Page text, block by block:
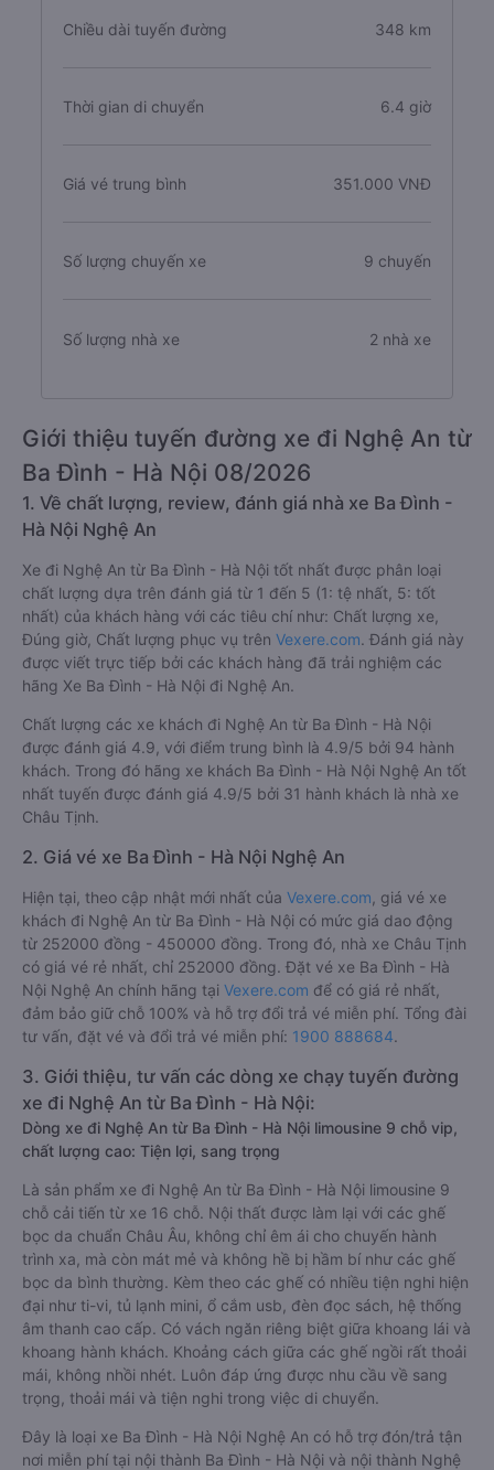
Chiều dài tuyến đường 348 km
Thời gian di chuyển 6.4 giờ
Giá vé trung bình 351.000 VNĐ
Số lượng chuyến xe 9 chuyến
Số lượng nhà xe 2 nhà xe
Giới thiệu tuyến đường xe đi Nghệ An từ
Ba Đình - Hà Nội 08/2026
1. Về chất lượng, review, đánh giá nhà xe Ba Đình -
Hà Nội Nghệ An
Xe đi Nghệ An từ Ba Đình - Hà Nội tốt nhất được phân loại
chất lượng dựa trên đánh giá từ 1 đến 5 (1: tệ nhất, 5: tốt
nhất) của khách hàng với các tiêu chí như: Chất lượng xe,
Đúng giờ, Chất lượng phục vụ trên Vexere.com. Đánh giá này
được viết trực tiếp bởi các khách hàng đã trải nghiệm các
hãng Xe Ba Đình - Hà Nội đi Nghệ An.
Chất lượng các xe khách đi Nghệ An từ Ba Đình - Hà Nội
được đánh giá 4.9, với điểm trung bình là 4.9/5 bởi 94 hành
khách. Trong đó hãng xe khách Ba Đình - Hà Nội Nghệ An tốt
nhất tuyến được đánh giá 4.9/5 bởi 31 hành khách là nhà xe
Châu Tịnh.
2. Giá vé xe Ba Đình - Hà Nội Nghệ An
Hiện tại, theo cập nhật mới nhất của Vexere.com , giá vé xe
khách đi Nghệ An từ Ba Đình - Hà Nội có mức giá dao động
từ 252000 đồng - 450000 đồng. Trong đó, nhà xe Châu Tịnh
có giá vé rẻ nhất, chỉ 252000 đồng. Đặt vé xe Ba Đình - Hà
Nội Nghệ An chính hãng tại Vexere.com để có giá rẻ nhất,
đảm bảo giữ chỗ 100% và hỗ trợ đổi trả vé miễn phí. Tổng đài
tư vấn, đặt vé và đổi trả vé miễn phí: 1900 888684.
3. Giới thiệu, tư vấn các dòng xe chạy tuyến đường
xe đi Nghệ An từ Ba Đình - Hà Nội:
Dòng xe đi Nghệ An từ Ba Đình - Hà Nội limousine 9 chỗ vip,
chất lượng cao: Tiện lợi, sang trọng
Là sản phẩm xe đi Nghệ An từ Ba Đình - Hà Nội limousine 9
chỗ cải tiến từ xe 16 chỗ. Nội thất được làm lại với các ghế
bọc da chuẩn Châu Âu, không chỉ êm ái cho chuyến hành
trình xa, mà còn mát mẻ và không hề bị hầm bí như các ghế
bọc da bình thường. Kèm theo các ghế có nhiều tiện nghi hiện
đại như ti-vi, tủ lạnh mini, ổ cắm usb, đèn đọc sách, hệ thống
âm thanh cao cấp. Có vách ngăn riêng biệt giữa khoang lái và
khoang hành khách. Khoảng cách giữa các ghế ngồi rất thoải
mái, không nhồi nhét. Luôn đáp ứng được nhu cầu về sang
trọng, thoải mái và tiện nghi trong việc di chuyển.
Đây là loại xe Ba Đình - Hà Nội Nghệ An có hỗ trợ đón/trả tận
nơi miễn phí tại nội thành Ba Đình - Hà Nội và nội thành Nghệ